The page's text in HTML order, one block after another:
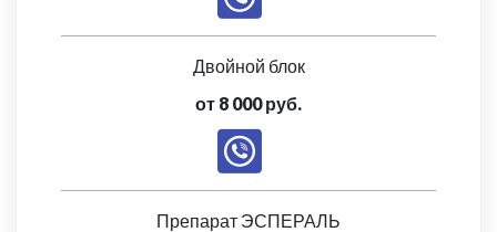
Двойной блок
от 8 000 руб.
Препарат ЭСПЕРАЛЬ